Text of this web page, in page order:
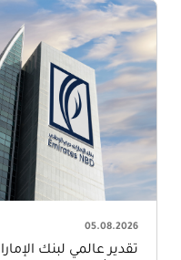
05.08.2026
تقدير عالمي لبنك